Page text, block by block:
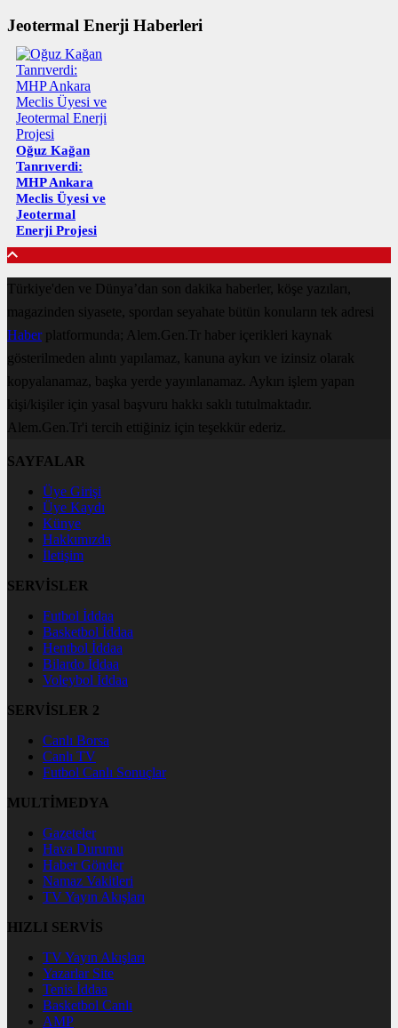
Jeotermal Enerji Haberleri
Oğuz Kağan
Tanrıverdi:
MHP Ankara
Meclis Üyesi ve
Jeotermal
Enerji Projesi
Türkiye'den ve Dünya’dan son dakika haberler, köşe yazıları,
magazinden siyasete, spordan seyahate bütün konuların tek adresi
Haberplatformunda; Alem.Gen.Tr haber içerikleri kaynak
gösterilmeden alıntı yapılamaz, kanuna aykırı ve izinsiz olarak
kopyalanamaz, başka yerde yayınlanamaz. Aykırı işlem yapan
kişi/kişiler için yasal başvuru hakkı saklı tutulmaktadır.
Alem.Gen.Tr'i tercih ettiğiniz için teşekkür ederiz.
SAYFALAR
Üye Girişi
Üye Kaydı
Künye
Hakkımızda
İletişim
SERVİSLER
Futbol İddaa
Basketbol İddaa
Hentbol İddaa
Bilardo İddaa
Voleybol İddaa
SERVİSLER 2
Canlı Borsa
Canlı TV
Futbol Canlı Sonuçlar
MULTİMEDYA
Gazeteler
Hava Durumu
Haber Gönder
Namaz Vakitleri
TV Yayın Akışları
HIZLI SERVİS
TV Yayın Akışları
Yazarlar Site
Tenis İddaa
Basketbol Canlı
AMP